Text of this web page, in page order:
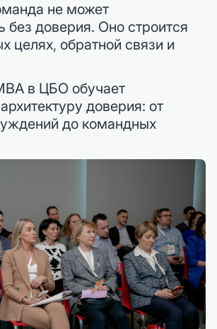
не может
без доверия. Оно строится
целях, обратной связи и
в ЦБО обучает
доверия: от
до командных